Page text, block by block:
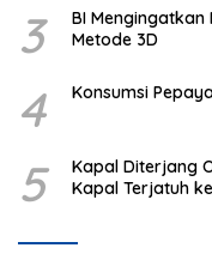
3
BI Mengingatkan
Metode 3D
4 Konsumsi
5
Kapal Diterjang
Kapal Terjatuh